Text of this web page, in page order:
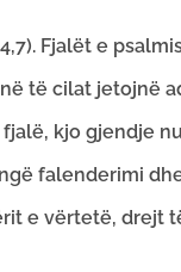
Fjalët e
të cilat jetojnë
kjo gjendje
falenderimi
e vërtetë,